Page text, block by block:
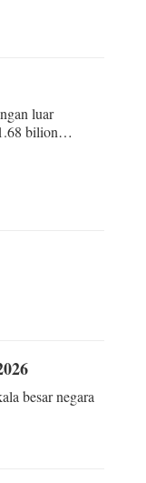
luar
bilion
2025
besar negara